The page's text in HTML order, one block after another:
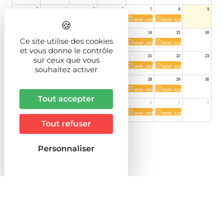
Ce site utilise des cookies
et vous donne le contrôle
sur ceux que vous
souhaitez activer
Tout accepter
Tout refuser
Personnaliser